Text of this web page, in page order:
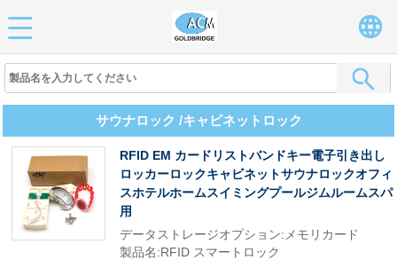
サウナロック /キャビネットロック
RFID EM カードリストバンドキー電子引き出し
ロッカーロックキャビネットサウナロックオフィ
スホテルホームスイミングプールジムルームスパ
用
データストレージオプション:メモリカード
製品名:RFID スマートロック